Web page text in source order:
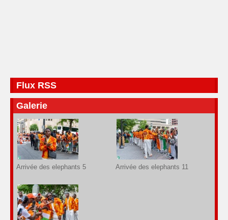
Flux RSS
Galerie
Arrivée des elephants 5 Arrivée des elephants 11